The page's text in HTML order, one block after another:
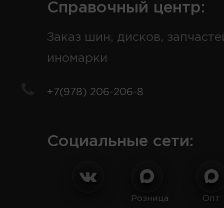
Справочный центр:
Заказ шин, дисков,
иномарки
+7(978) 206-206-8
Социальные сети:
Розница Опт